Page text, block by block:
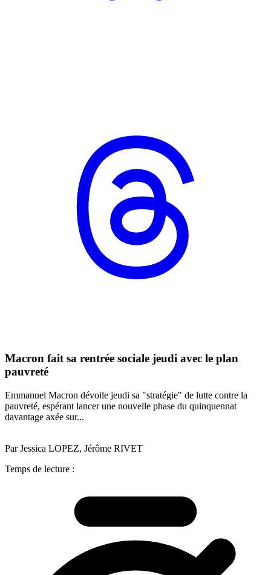
Macron fait sa rentrée sociale jeudi avec le plan
pauvreté
Emmanuel Macron dévoile jeudi sa "stratégie" de lutte contre la
pauvreté, espérant lancer une nouvelle phase du quinquennat
davantage axée sur...
Par Jessica LOPEZ, Jérôme RIVET
Temps de lecture :